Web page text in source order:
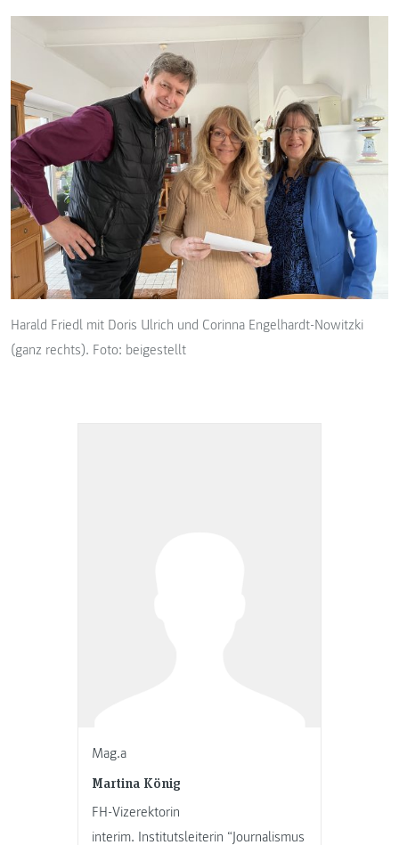
Mag.a
Martina König
FH-Vizerektorin
interim. Institutsleiterin “Journalismus
Harald Friedl mit Doris Ulrich und Corinna Engelhardt-Nowitzki
(ganz rechts). Foto: beigestellt